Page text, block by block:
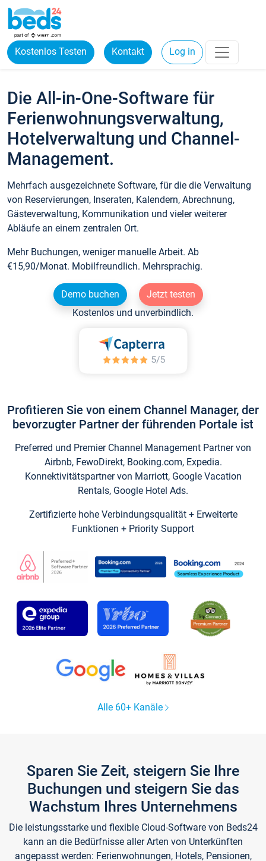
Kostenlos Testen Kontakt Log in
Die All-in-One-Software für
Ferienwohnungsverwaltung,
Hotelverwaltung und Channel-
Management.
Mehrfach ausgezeichnete Software, für die die Verwaltung
von Reservierungen, Inseraten, Kalendern, Abrechnung,
Gästeverwaltung, Kommunikation und vieler weiterer
Abläufe an einem zentralen Ort.
Mehr Buchungen, weniger manuelle Arbeit. Ab
€15,90/Monat. Mobilfreundlich. Mehrsprachig.
Demo buchen
Jetzt testen
Kostenlos und unverbindlich.
Profitieren Sie von einem Channel Manager, der
bevorzugter Partner der führenden Portale ist
Preferred und Premier Channel Management Partner von
Airbnb, FewoDirekt, Booking.com, Expedia.
Konnektivitätspartner von Marriott, Google Vacation
Rentals, Google Hotel Ads.
Zertifizierte hohe Verbindungsqualität + Erweiterte
Funktionen + Priority Support
Alle 60+ Kanäle
Sparen Sie Zeit, steigern Sie Ihre
Buchungen und steigern Sie das
Wachstum Ihres Unternehmens
Die leistungsstarke und flexible Cloud-Software von Beds24
kann an die Bedürfnisse aller Arten von Unterkünften
angepasst werden: Ferienwohnungen, Hotels, Pensionen,